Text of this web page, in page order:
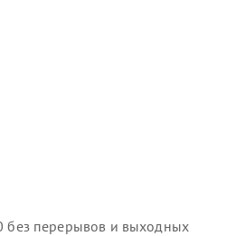
перерывов и выходных